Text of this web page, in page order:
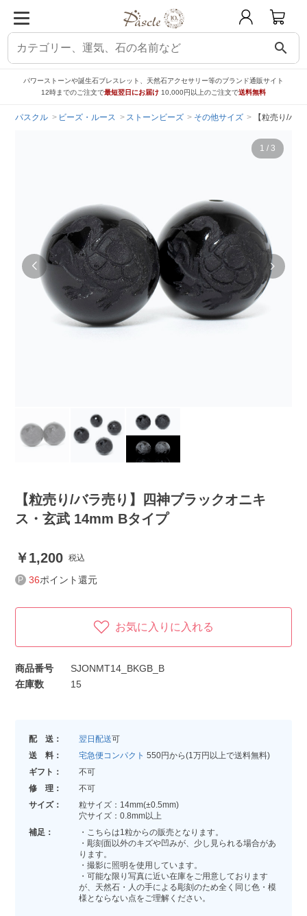
search
パワーストーンや誕生石ブレスレット、天然石アクセサリー等のブランド通販サイト
12時までのご注文で最短翌日にお届け 10,000円以上のご注文で送料無料
パスクル ビーズ・ルース ストーンビーズ その他サイズ 【粒売り/バ
1 / 3
【粒売り/バラ売り】四神ブラックオニキ
ス・玄武 14mm Bタイプ
1,200 税込
36ポイント還元
お気に入りに入れる
商品番号
SJONMT14_BKGB_B
在庫数
15
配 送： 翌日配送可
送 料：
宅急便コンパクト 550円から(1万円以上で送料無料)
ギフト：
不可
修 理：
不可
サイズ：
粒サイズ：14mm(±0.5mm)
穴サイズ：0.8mm以上
補足：
・こちらは1粒からの販売となります。
・彫刻面以外のキズや凹みが、少し見られる場合があ
ります。
・撮影に照明を使用しています。
・可能な限り写真に近い在庫をご用意しております
が、天然石・人の手による彫刻のため全く同じ色・模
様とならない点をご理解ください。